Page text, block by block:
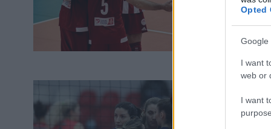
Opted
Google
I want
web or
I want